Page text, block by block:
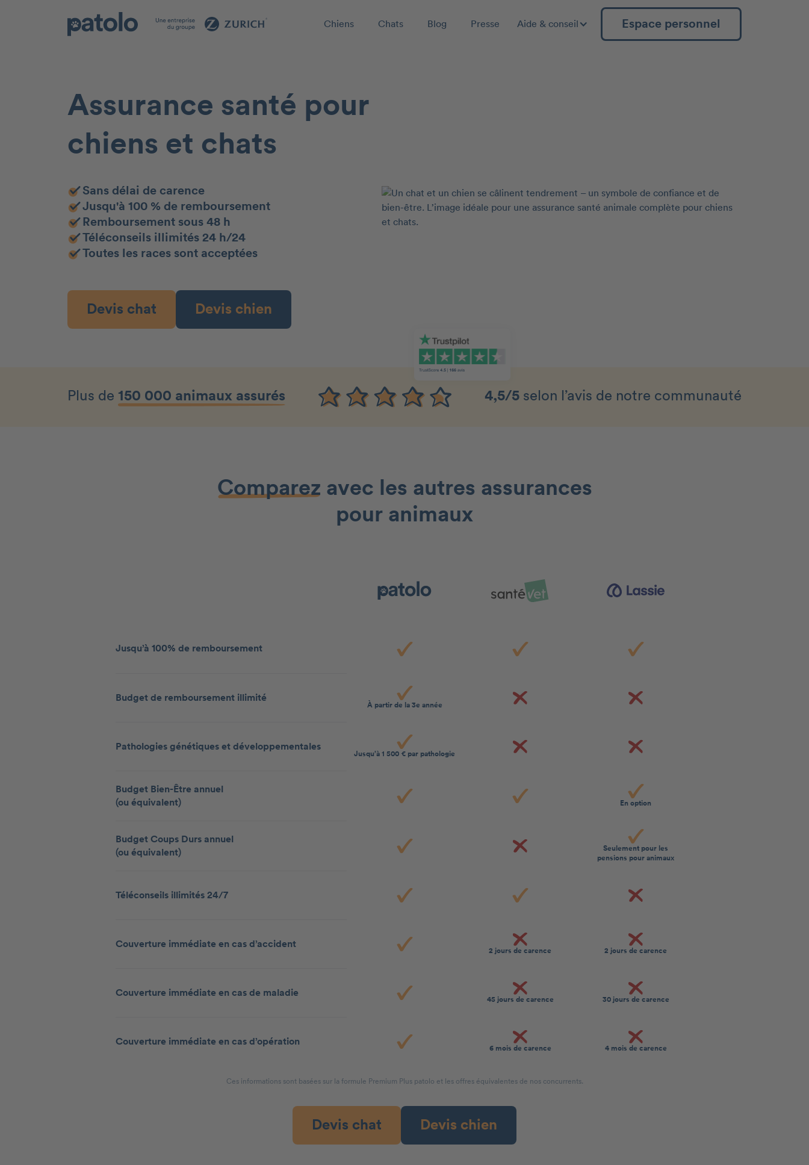
Chiens Chats Blog Presse Aide & conseil Espace personnel
Assurance santé pour
chiens et chats
Sans délai de carence
Jusqu'à 100 % de remboursement
Remboursement sous 48 h
Téléconseils illimités 24 h/24
Toutes les races sont acceptées
Devis chat Devis chien
Plus de 150 000 animaux assurés 4,5/5 selon l’avis de notre communauté
Comparez avec les autres assurances
pour animaux
Jusqu’à 100% de remboursement
Budget de remboursement illimité
À partir de la 3e année
Pathologies génétiques et développementales
Jusqu’à 1 500 € par pathologie
Budget Bien-Être annuel
(ou équivalent)
En option
Budget Coups Durs annuel
(ou équivalent)
Seulement pour les
pensions pour animaux
Téléconseils illimités 24/7
Couverture immédiate en cas d’accident
2 jours de carence 2 jours de carence
Couverture immédiate en cas de maladie
45 jours de carence 30 jours de carence
Couverture immédiate en cas d’opération
6 mois de carence 4 mois de carence
Ces informations sont basées sur la formule Premium Plus patolo et les offres équivalentes de nos concurrents.
Devis chat Devis chien